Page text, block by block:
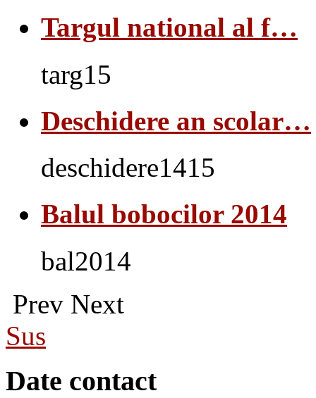
Targul national al f…
targ15
Deschidere an scolar…
deschidere1415
Balul bobocilor 2014
bal2014
Prev Next
Sus
Date contact